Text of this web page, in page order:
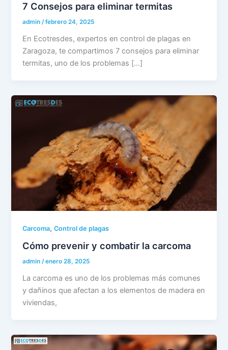
7 Consejos para eliminar termitas
admin/febrero 24, 2025
En Ecotresdes, expertos en control de plagas en
Zaragoza, te compartimos 7 consejos para eliminar
termitas, uno de los problemas […]
Carcoma,Control de plagas
Cómo prevenir y combatir la carcoma
admin/enero 28, 2025
La carcoma es uno de los problemas más comunes
y dañinos que afectan a los elementos de madera en
viviendas,